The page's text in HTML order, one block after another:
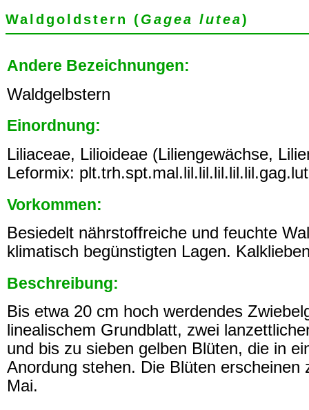
Waldgoldstern (Gagea lutea)
Andere Bezeichnungen:
Waldgelbstern
Einordnung:
Liliaceae, Lilioideae (Liliengewächse,
Leformix: plt.trh.spt.mal.lil.lil.lil.lil.lil.gag.lut
Vorkommen:
Besiedelt nährstoffreiche und feuchte
klimatisch begünstigten Lagen.
Beschreibung:
Bis etwa 20 cm hoch werdendes
linealischem Grundblatt, zwei
und bis zu sieben gelben Blüten, die in
Anordung stehen. Die Blüten erscheinen
Mai.